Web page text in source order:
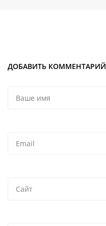
ДОБАВИТЬ КОММЕНТАРИЙ